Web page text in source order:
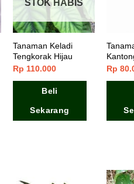
STOK HABIS
Tanaman Keladi
Tengkorak Hijau
Rp 110.000
Beli
Sekarang
Rp